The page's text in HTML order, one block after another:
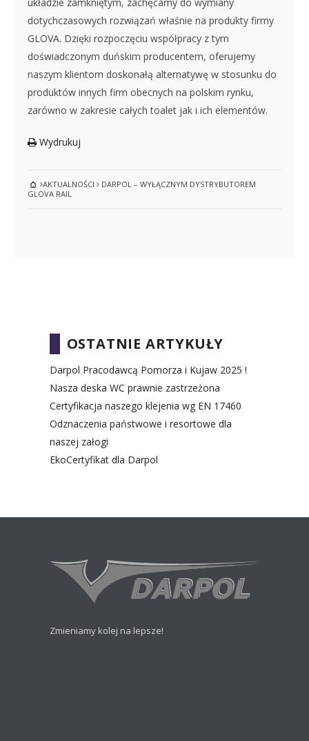
dotychczasowych rozwiązań właśnie na produkty firmy
GLOVA. Dzięki rozpoczęciu współpracy z tym
doświadczonym duńskim producentem, oferujemy
naszym klientom doskonałą alternatywę w stosunku do
produktów innych firm obecnych na polskim rynku,
zarówno w zakresie całych toalet jak i ich elementów.
Wydrukuj
AKTUALNOŚCI
DARPOL – WYŁĄCZNYM DYSTRYBUTOREM
GLOVA RAIL
OSTATNIE ARTYKUŁY
Darpol Pracodawcą Pomorza i Kujaw 2025 !
Nasza deska WC prawnie zastrzeżona
Certyfikacja naszego klejenia wg EN 17460
Odznaczenia państwowe i resortowe dla
naszej załogi
EkoCertyfikat dla Darpol
Zmieniamy kolej na lepsze!